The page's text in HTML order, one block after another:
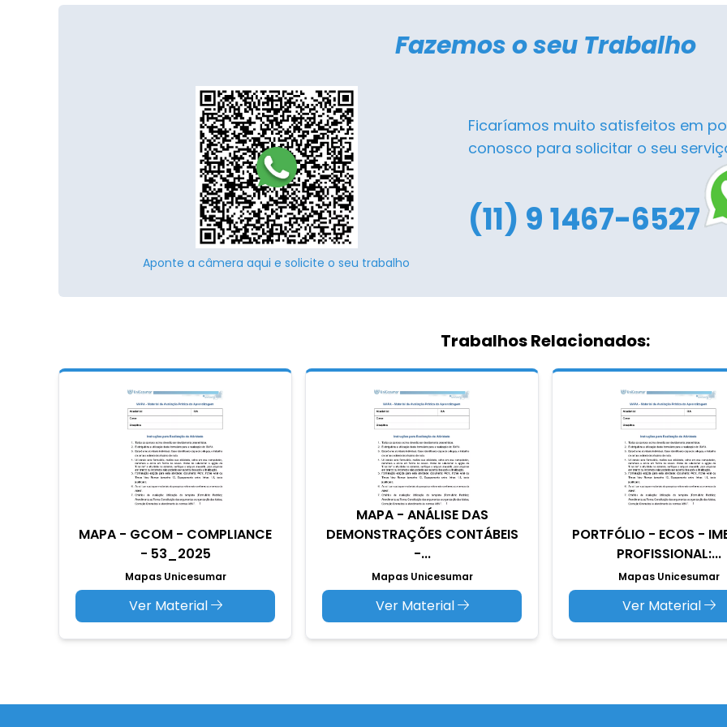
Fazemos o seu Trabalho
Aponte a câmera aqui e solicite o seu trabalho
Ficaríamos muito satisfeitos em
conosco para solicitar o seu
(11) 9 1467-6527
Trabalhos Relacionados:
MAPA - GCOM - COMPLIANCE
- 53_2025
Mapas Unicesumar
Ver Material
MAPA - ANÁLISE DAS
DEMONSTRAÇÕES CONTÁBEIS
-...
Mapas Unicesumar
Ver Material
PORTFÓLIO - ECOS -
PROFISSIONAL:...
Mapas Unicesumar
Ver Material